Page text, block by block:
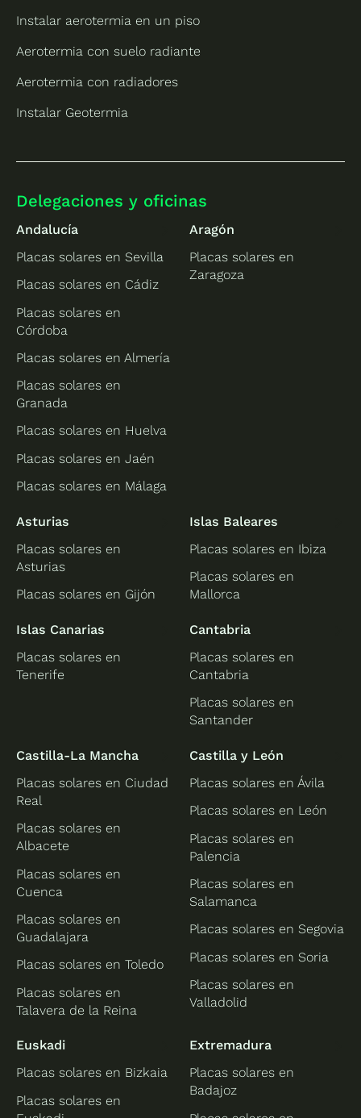
Instalar aerotermia en un piso
Aerotermia con suelo radiante
Aerotermia con radiadores
Instalar Geotermia
Delegaciones y oficinas
Andalucía
Placas solares en Sevilla
Placas solares en Cádiz
Placas solares en
Córdoba
Placas solares en Almería
Placas solares en
Granada
Placas solares en Huelva
Placas solares en Jaén
Placas solares en Málaga
Aragón
Placas solares en
Zaragoza
Asturias
Placas solares en
Asturias
Placas solares en Gijón
Islas Baleares
Placas solares en Ibiza
Placas solares en
Mallorca
Islas Canarias
Placas solares en
Tenerife
Cantabria
Placas solares en
Cantabria
Placas solares en
Santander
Castilla-La Mancha
Placas solares en Ciudad
Real
Placas solares en
Albacete
Placas solares en
Cuenca
Placas solares en
Guadalajara
Placas solares en Toledo
Placas solares en
Talavera de la Reina
Castilla y León
Placas solares en Ávila
Placas solares en León
Placas solares en
Palencia
Placas solares en
Salamanca
Placas solares en Segovia
Placas solares en Soria
Placas solares en
Valladolid
Euskadi
Placas solares en Bizkaia
Placas solares en
Extremadura
Placas solares en
Badajoz